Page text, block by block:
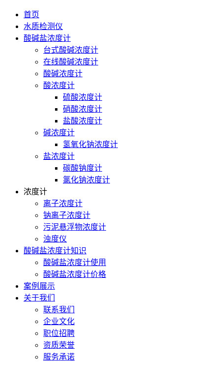
首页
水质检测仪
酸碱盐浓度计
台式酸碱浓度计
在线酸碱浓度计
酸碱浓度计
酸浓度计
硫酸浓度计
硝酸浓度计
盐酸浓度计
碱浓度计
氢氧化钠浓度计
盐浓度计
碳酸钠度计
氯化钠浓度计
浓度计
离子浓度计
钠离子浓度计
污泥悬浮物浓度计
浊度仪
酸碱盐浓度计知识
酸碱盐浓度计使用
酸碱盐浓度计价格
案例展示
关于我们
联系我们
企业文化
职位招聘
资质荣誉
服务承诺